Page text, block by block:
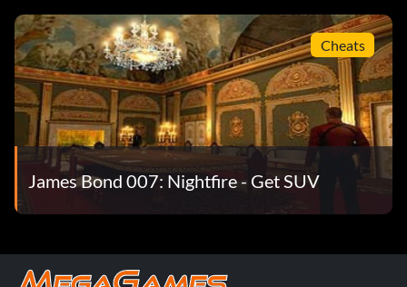
Schalte Christmas Jones für den
Mehrspielermodus frei
Gib den Code einKERNENERGIE
Schalte Miss Galore für den
Mehrspielermodus frei
Cheats
James Bond 007: Nightfire - Get SUV